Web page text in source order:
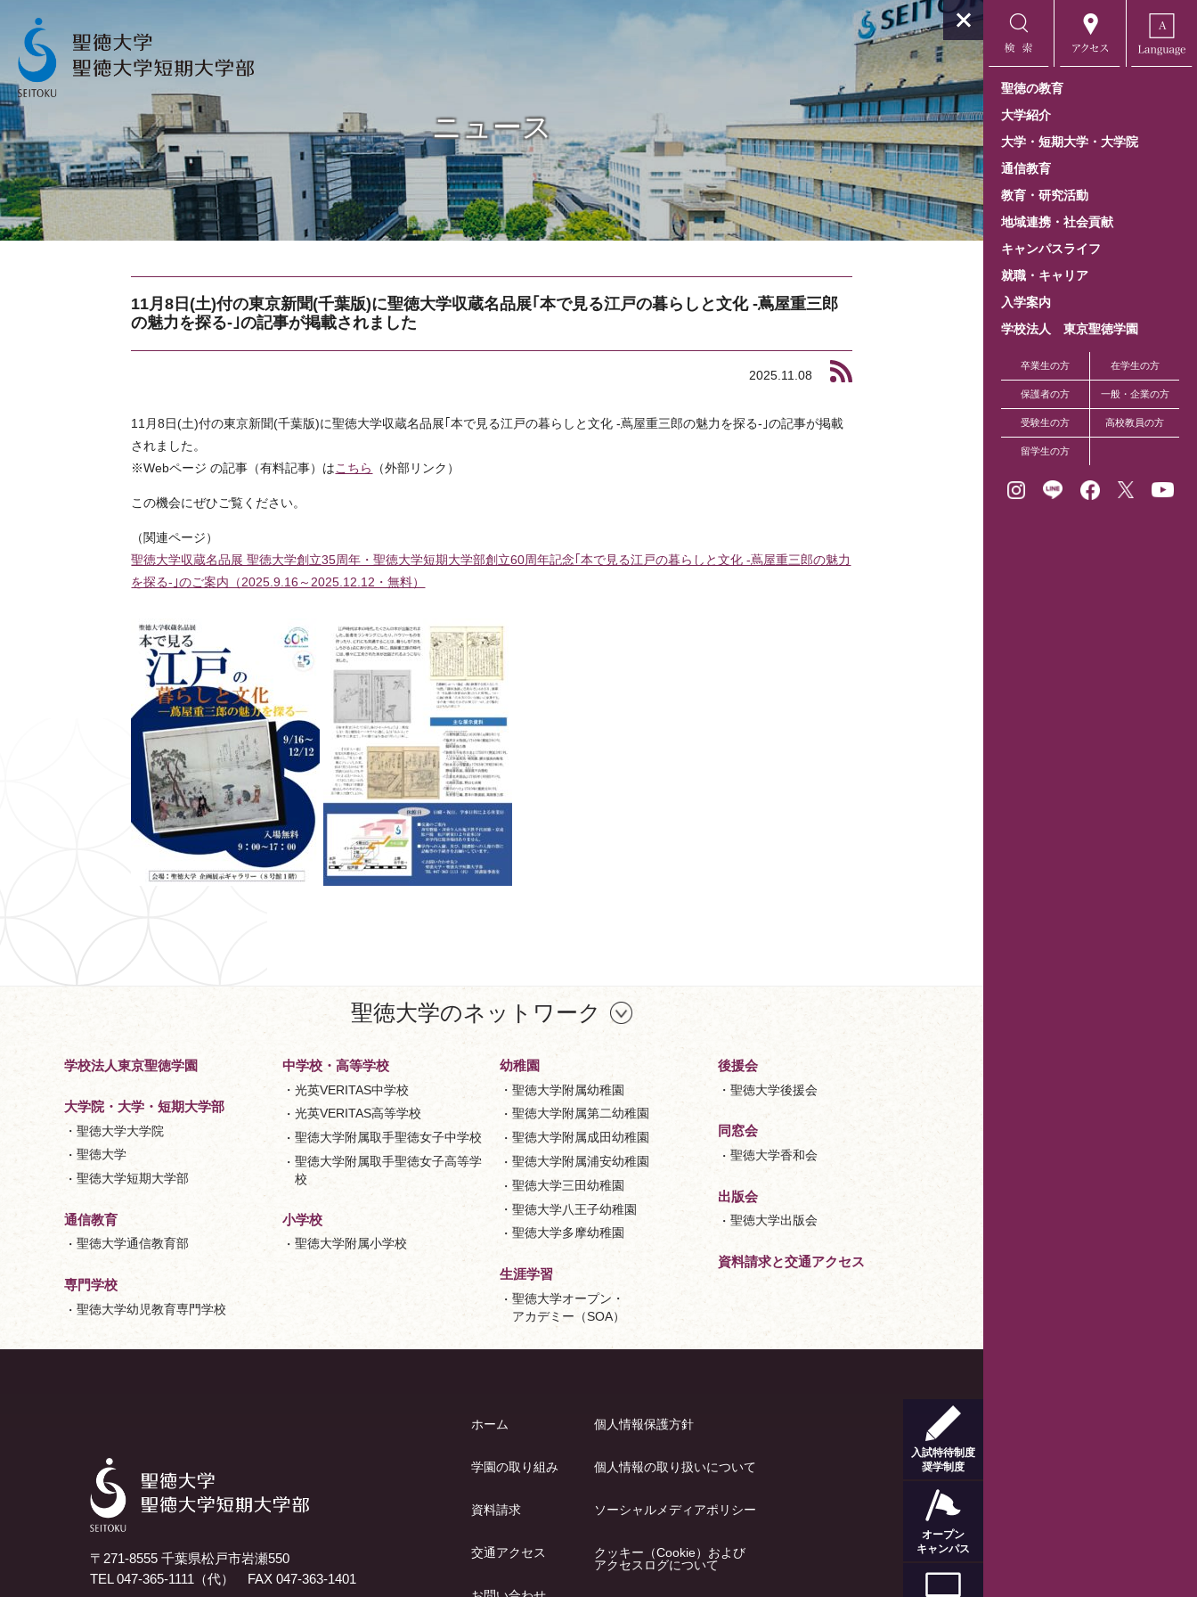
ニュース
11月8日(土)付の東京新聞(千葉版)に聖徳大学収蔵名品展｢本で見る江戸の暮らしと文化 -蔦屋重三郎
の魅力を探る-｣の記事が掲載されました
2025.11.08
11月8日(土)付の東京新聞(千葉版)に聖徳大学収蔵名品展｢本で見る江戸の暮らしと文化 -蔦屋重三郎の魅力を探る-｣の記事が掲載
されました。
※Webページ の記事（有料記事）はこちら （外部リンク）
この機会にぜひご覧ください。
（関連ページ）
聖徳大学収蔵名品展 聖徳大学創立35周年・聖徳大学短期大学部創立60周年記念｢本で見る江戸の暮らしと文化 -蔦屋重三郎の魅力
を探る-｣のご案内（2025.9.16～2025.12.12・無料）
聖徳大学のネットワーク
学校法人東京聖徳学園
大学院・大学・短期大学部
聖徳大学大学院
聖徳大学
聖徳大学短期大学部
通信教育
聖徳大学通信教育部
専門学校
聖徳大学幼児教育専門学校
中学校・高等学校
光英VERITAS中学校
光英VERITAS高等学校
聖徳大学附属取手聖徳女子中学校
聖徳大学附属取手聖徳女子高等学
校
小学校
聖徳大学附属小学校
幼稚園
聖徳大学附属幼稚園
聖徳大学附属第二幼稚園
聖徳大学附属成田幼稚園
聖徳大学附属浦安幼稚園
聖徳大学三田幼稚園
聖徳大学八王子幼稚園
聖徳大学多摩幼稚園
生涯学習
聖徳大学オープン・
アカデミー（SOA）
後援会
聖徳大学後援会
同窓会
聖徳大学香和会
出版会
聖徳大学出版会
資料請求と交通アクセス
ホーム
学園の取り組み
資料請求
交通アクセス
個人情報保護方針
個人情報の取り扱いについて
ソーシャルメディアポリシー
クッキー（Cookie）および
アクセスログについて
〒271-8555 千葉県松戸市岩瀬550
TEL 047-365-1111（代） FAX 047-363-1401
聖徳の教育
大学紹介
大学・短期大学・大学院
通信教育
教育・研究活動
地域連携・社会貢献
キャンパスライフ
就職・キャリア
入学案内
学校法人 東京聖徳学園
卒業生の方 在学生の方
保護者の方 一般・企業の方
受験生の方 高校教員の方
留学生の方
入試特待制度
奨学制度
オープン
キャンパス